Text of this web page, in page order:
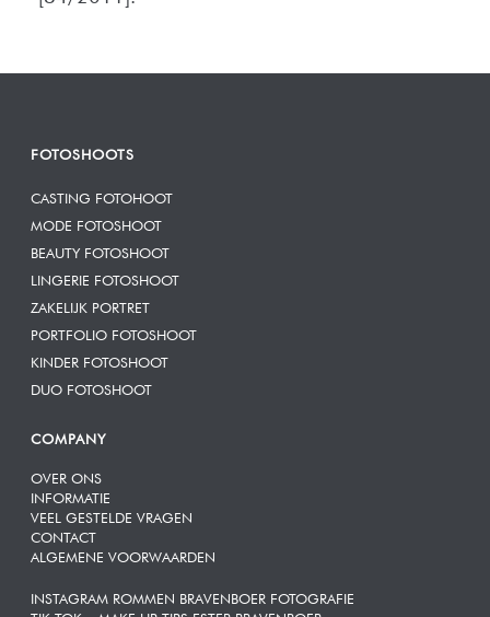
FOTOSHOOTS
CASTING FOTOHOOT
MODE FOTOSHOOT
BEAUTY FOTOSHOOT
LINGERIE FOTOSHOOT
ZAKELIJK PORTRET
PORTFOLIO FOTOSHOOT
KINDER FOTOSHOOT
DUO FOTOSHOOT
COMPANY
OVER ONS
INFORMATIE
VEEL GESTELDE VRAGEN
CONTACT
ALGEMENE VOORWAARDEN
INSTAGRAM ROMMEN BRAVENBOER FOTOGRAFIE